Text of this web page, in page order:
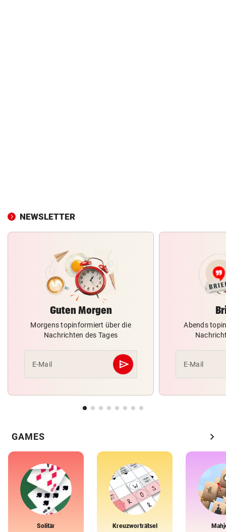
NEWSLETTER
Guten Morgen
Morgens topinformiert über die
Nachrichten des Tages
E-Mail send
Abschicken
Abends
E-Mail
GAMES chevron_right
Solitär Kreuzworträtsel